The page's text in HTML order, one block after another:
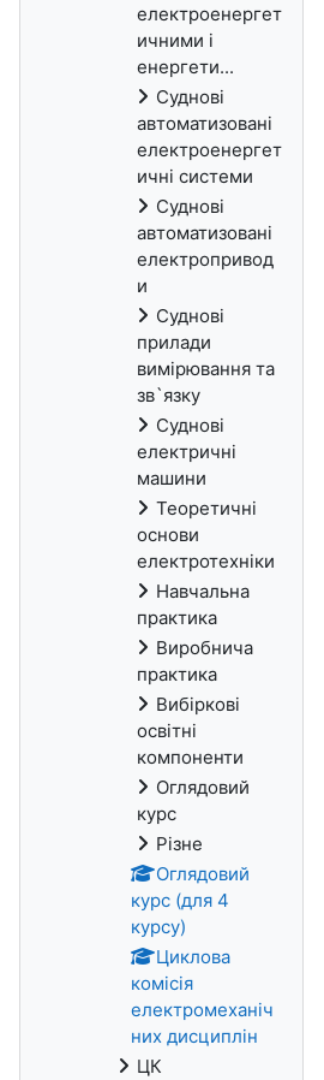
електроенергет
ичними і
енергети...
Суднові
автоматизовані
електроенергет
ичні системи
Суднові
автоматизовані
електропривод
и
Суднові
прилади
вимірювання та
зв`язку
Суднові
електричні
машини
Теоретичні
основи
електротехніки
Навчальна
практика
Виробнича
практика
Вибіркові
освітні
компоненти
Оглядовий
курс
Різне
Оглядовий
курс (для 4
курсу)
Циклова
комісія
електромеханіч
них дисциплін
ЦК